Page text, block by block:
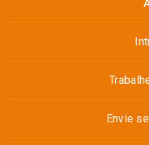
Envie